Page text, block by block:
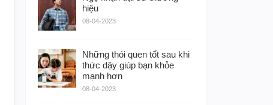
hiệu
08-04-2023
Những thói quen tốt sau khi
thức dậy giúp bạn khỏe
mạnh hơn
08-04-2023